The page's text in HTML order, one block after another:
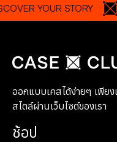
YOUR STORY A
ออกแบบเคสได้ง่ายๆ เพีย
สไตล์ผ่านเว็บไซต์ของเรา
ช้อป